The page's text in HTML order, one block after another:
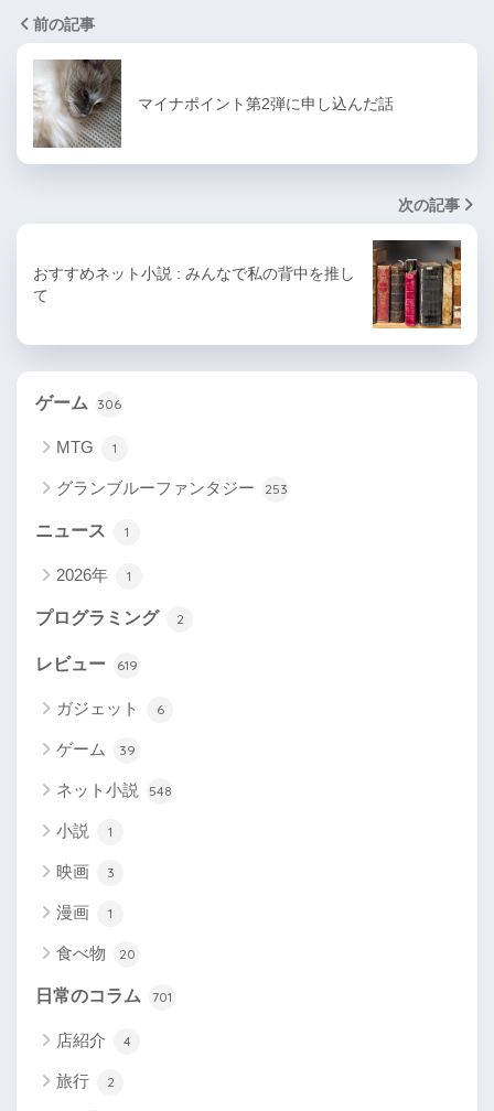
前の記事
マイナポイント第2弾に申し込んだ話
次の記事
おすすめネット小説 : みんなで私の背中を推し
て
ゲーム 306
MTG 1
グランブルーファンタジー 253
ニュース 1
2026年 1
プログラミング 2
レビュー 619
ガジェット 6
ゲーム 39
ネット小説 548
小説 1
映画 3
漫画 1
食べ物 20
日常のコラム 701
店紹介 4
旅行 2